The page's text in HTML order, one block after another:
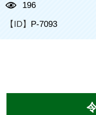
196
【ID】 P-7093